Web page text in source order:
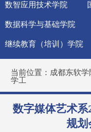
数智应用技术学院
数据科学与基础学院
继续教育（培训）学院
当前位置： 成都东软学
学工
数字媒体艺术系
规划